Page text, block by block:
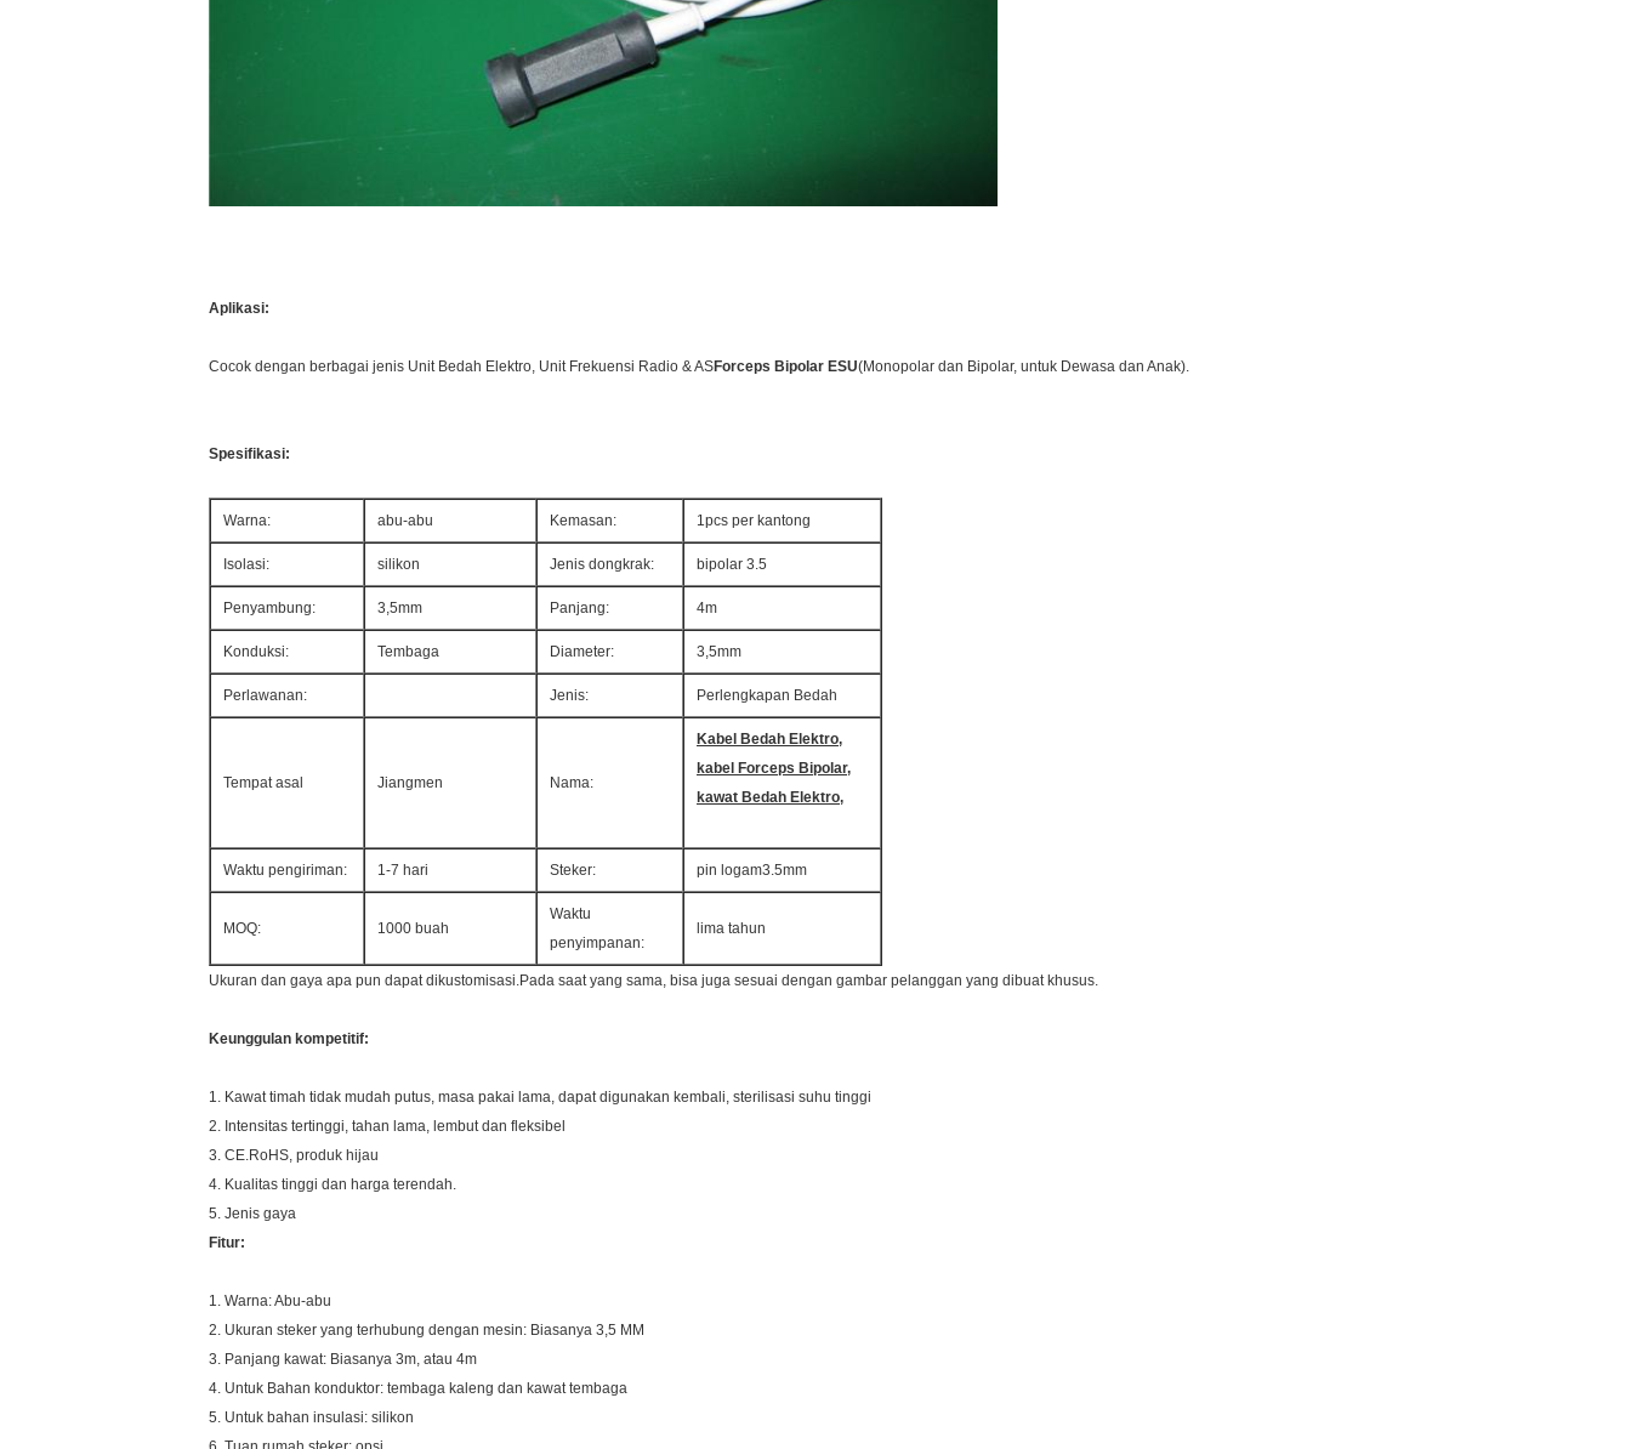
Aplikasi:
Cocok dengan berbagai jenis Unit Bedah Elektro, Unit Frekuensi Radio & ASForceps Bipolar ESU(Monopolar dan Bipolar, untuk Dewasa dan Anak).
Spesifikasi:
Warna: abu-abu Kemasan: 1pcs per kantong
Isolasi: silikon Jenis dongkrak: bipolar 3.5
Penyambung: 3,5mm Panjang: 4m
Konduksi: Tembaga Diameter: 3,5mm
Perlawanan: Jenis: Perlengkapan Bedah
Tempat asal Jiangmen Nama:
Kabel Bedah Elektro,
kabel Forceps Bipolar,
kawat Bedah Elektro,
Waktu pengiriman: 1-7 hari Steker: pin logam3.5mm
MOQ: 1000 buah
Waktu
penyimpanan:
lima tahun
Ukuran dan gaya apa pun dapat dikustomisasi.Pada saat yang sama, bisa juga sesuai dengan gambar pelanggan yang dibuat khusus.
Keunggulan kompetitif:
1. Kawat timah tidak mudah putus, masa pakai lama, dapat digunakan kembali, sterilisasi suhu tinggi
2. Intensitas tertinggi, tahan lama, lembut dan fleksibel
3. CE.RoHS, produk hijau
4. Kualitas tinggi dan harga terendah.
5. Jenis gaya
Fitur:
1. Warna: Abu-abu
2. Ukuran steker yang terhubung dengan mesin: Biasanya 3,5 MM
3. Panjang kawat: Biasanya 3m, atau 4m
4. Untuk Bahan konduktor: tembaga kaleng dan kawat tembaga
5. Untuk bahan insulasi: silikon